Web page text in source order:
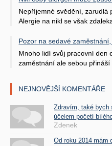
Nepříjemné svědění, zarudlá
Alergie na nikl se však
Pozor na sedavé
Mnoho lidí svůj pracovní den
zaměstnání ale sebou
NEJNOVĚJŠÍ KOMENTÁŘE
Zdravím, také bych
účelem početí
Zdenek
Od roku 2014 mám